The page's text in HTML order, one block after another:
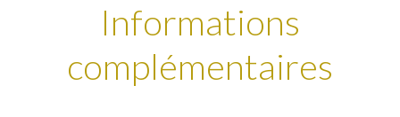
Informations
complémentaires